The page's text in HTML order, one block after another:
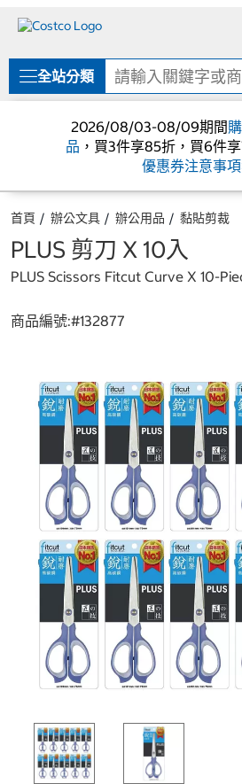
單
全站分類
2026/08/03-08/09期間
品 ，買3件享85折，買6件
優惠券注意事
首頁 辦公文具 辦公用品 黏貼剪裁
PLUS 剪刀 X 10入
PLUS Scissors Fitcut Curve X 10-
商品編號:#132877